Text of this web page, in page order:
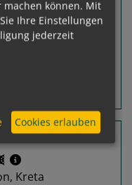
inkl. Flug
Kreta
machen können. Mit
Ihre Einstellungen
jederzeit
Cookies erlauben